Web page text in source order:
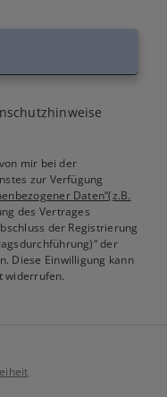
mir bei der
zur Verfügung
Daten“(z.B.
des Vertrages
der Registrierung
der
Diese Einwilligung kann
widerrufen.